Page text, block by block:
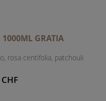
1000ML GRATIA
rosa centifolia, patchouli